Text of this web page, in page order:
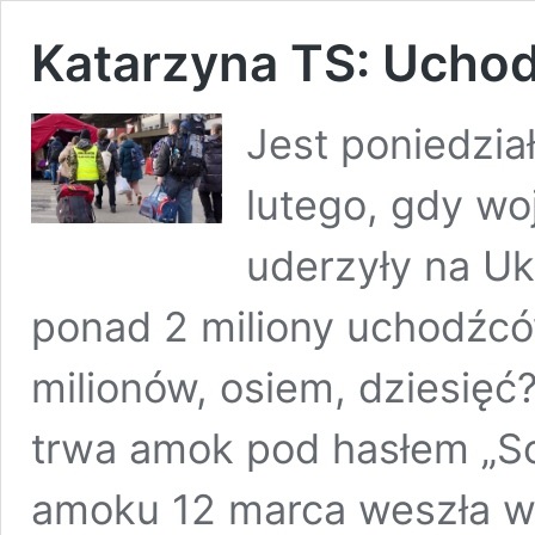
Katarzyna TS:
Jest
lutego, gdy
uderzyły na
ponad 2 miliony
milionów, osiem,
trwa amok pod hasłem
amoku 12 marca weszła